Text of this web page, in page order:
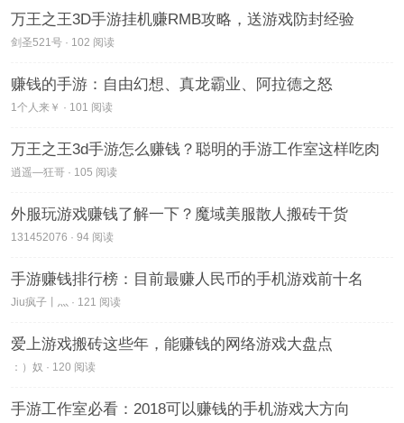
万王之王3D手游挂机赚RMB攻略，送游戏防封经验
剑圣521号 · 102 阅读
赚钱的手游：自由幻想、真龙霸业、阿拉德之怒
1个人来￥ · 101 阅读
万王之王3d手游怎么赚钱？聪明的手游工作室这样吃肉
逍遥—狂哥 · 105 阅读
外服玩游戏赚钱了解一下？魔域美服散人搬砖干货
131452076 · 94 阅读
手游赚钱排行榜：目前最赚人民币的手机游戏前十名
Jiu疯子丨灬 · 121 阅读
爱上游戏搬砖这些年，能赚钱的网络游戏大盘点
：）奴 · 120 阅读
手游工作室必看：2018可以赚钱的手机游戏大方向